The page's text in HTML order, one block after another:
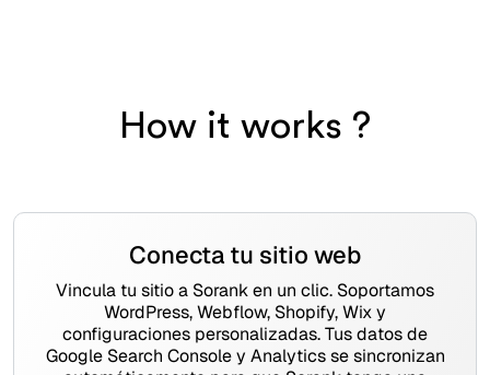
How it works ?
Conecta tu sitio web
Vincula tu sitio a Sorank en un clic. Soportamos
WordPress, Webflow, Shopify, Wix y
configuraciones personalizadas. Tus datos de
Google Search Console y Analytics se sincronizan